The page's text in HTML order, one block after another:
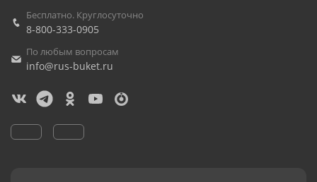
Бесплатно. Круглосуточно
8-800-333-0905
По любым вопросам
info@rus-buket.ru